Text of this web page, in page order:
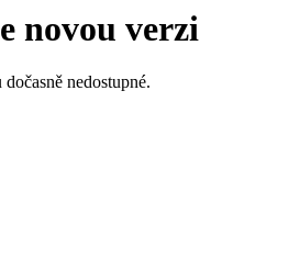
novou verzi
nedostupné.